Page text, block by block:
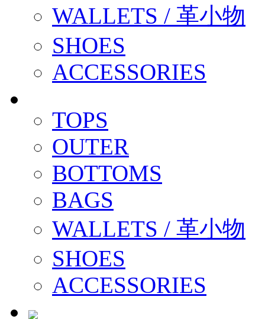
WALLETS / 革小物
SHOES
ACCESSORIES
TOPS
OUTER
BOTTOMS
BAGS
WALLETS / 革小物
SHOES
ACCESSORIES